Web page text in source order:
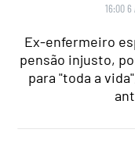
16:00 6
Ex-enfermeiro
pensão injusto,
para "toda a